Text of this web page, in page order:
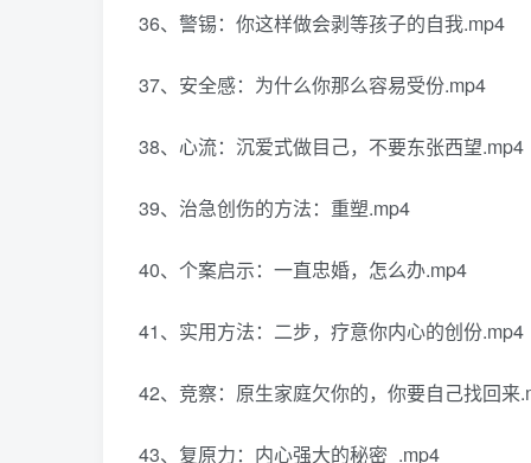
36、警锡：你这样做会剥等孩子的自我.mp4
37、安全感：为什么你那么容易受份.mp4
38、心流：沉爱式做目己，不要东张西望.mp4
39、治急创伤的方法：重塑.mp4
40、个案启示：一直忠婚，怎么办.mp4
41、实用方法：二步，疗意你内心的创份.mp4
42、竞察：原生家庭欠你的，你要自己找回来
43、复原力：内心强大的秘密_.mp4